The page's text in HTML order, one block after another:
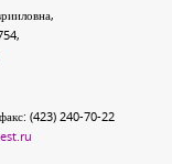
(423) 240-70-22